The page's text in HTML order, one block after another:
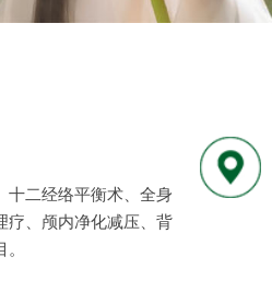
十二经络平衡术、全身
疗、颅内净化减压、背